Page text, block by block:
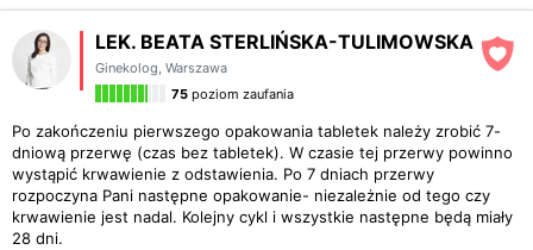
LEK. BEATA STERLIŃSKA-TULIMOWSKA
Ginekolog, Warszawa
75 poziom zaufania
Po zakończeniu pierwszego opakowania tabletek należy zrobić 7-
dniową przerwę (czas bez tabletek). W czasie tej przerwy powinno
wystąpić krwawienie z odstawienia. Po 7 dniach przerwy
rozpoczyna Pani następne opakowanie- niezależnie od tego czy
krwawienie jest nadal. Kolejny cykl i wszystkie następne będą miały
28 dni.